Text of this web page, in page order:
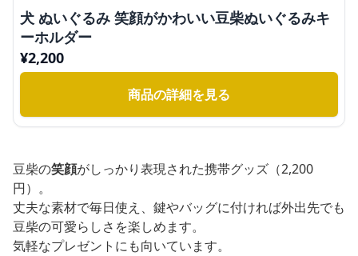
犬 ぬいぐるみ 笑顔がかわいい豆柴ぬいぐるみキ
ーホルダー
¥2,200
商品の詳細を見る
豆柴の笑顔がしっかり表現された携帯グッズ（2,200
円）。
丈夫な素材で毎日使え、鍵やバッグに付ければ外出先でも
豆柴の可愛らしさを楽しめます。
気軽なプレゼントにも向いています。